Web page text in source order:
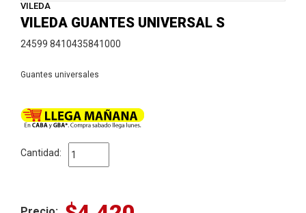
VILEDA
VILEDA GUANTES UNIVERSAL S
24599 8410435841000
Guantes universales
Cantidad: